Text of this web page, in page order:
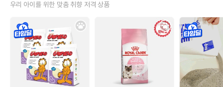
우리 아이를 위한 맞춤 취향 저격 상품